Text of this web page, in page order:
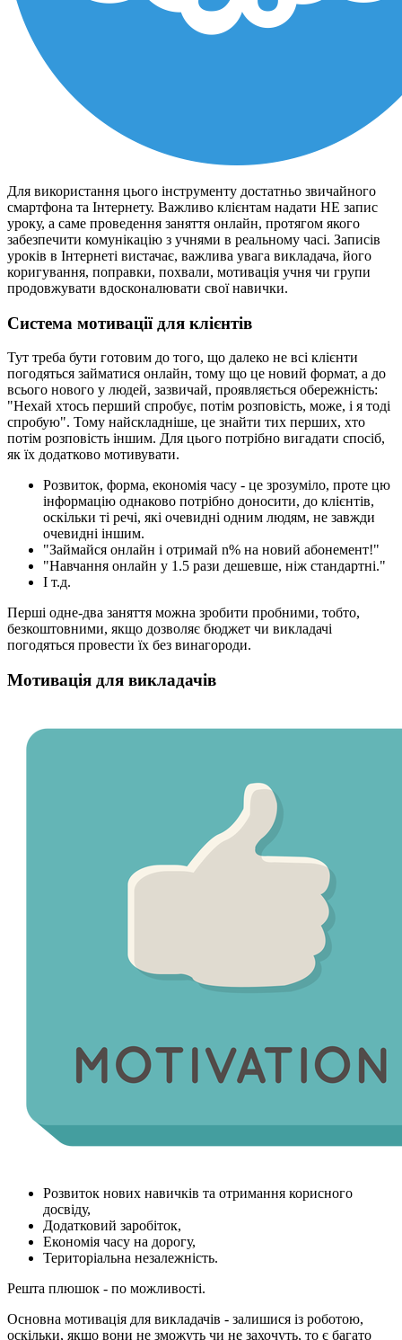
Для використання цього інструменту достатньо звичайного
смартфона та Інтернету. Важливо клієнтам надати НЕ запис
уроку, а саме проведення заняття онлайн, протягом якого
забезпечити комунікацію з учнями в реальному часі. Записів
уроків в Інтернеті вистачає, важлива увага викладача, його
коригування, поправки, похвали, мотивація учня чи групи
продовжувати вдосконалювати свої навички.
Система мотивації для клієнтів
Тут треба бути готовим до того, що далеко не всі клієнти
погодяться займатися онлайн, тому що це новий формат, а до
всього нового у людей, зазвичай, проявляється обережність:
"Нехай хтось перший спробує, потім розповість, може, і я тоді
спробую". Тому найскладніше, це знайти тих перших, хто
потім розповість іншим. Для цього потрібно вигадати спосіб,
як їх додатково мотивувати.
Розвиток, форма, економія часу - це зрозуміло, проте цю
інформацію однаково потрібно доносити, до клієнтів,
оскільки ті речі, які очевидні одним людям, не завжди
очевидні іншим.
"Займайся онлайн і отримай n% на новий абонемент!"
"Навчання онлайн у 1.5 рази дешевше, ніж стандартні."
І т.д.
Перші одне-два заняття можна зробити пробними, тобто,
безкоштовними, якщо дозволяє бюджет чи викладачі
погодяться провести їх без винагороди.
Мотивація для викладачів
Розвиток нових навичків та отримання корисного
досвіду,
Додатковий заробіток,
Економія часу на дорогу,
Територіальна незалежність.
Решта плюшок - по можливості.
Основна мотивація для викладачів - залишися із роботою,
оскільки, якщо вони не зможуть чи не захочуть, то є багато